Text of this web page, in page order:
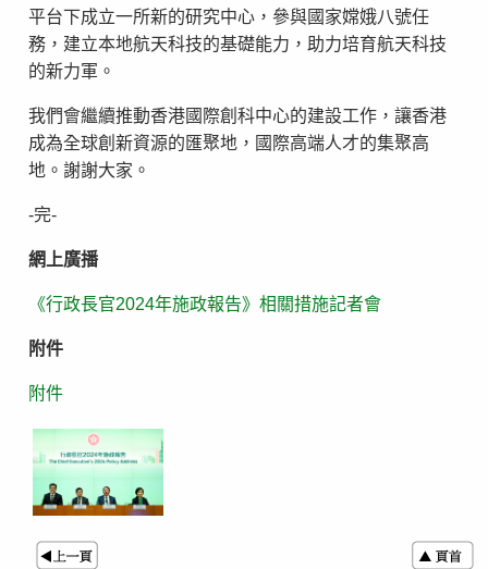
平台下成立一所新的研究中心，參與國家嫦娥八號任
務，建立本地航天科技的基礎能力，助力培育航天科技
的新力軍。
我們會繼續推動香港國際創科中心的建設工作，讓香港
成為全球創新資源的匯聚地，國際高端人才的集聚高
地。謝謝大家。
-完-
網上廣播
《行政長官2024年施政報告》相關措施記者會
附件
附件